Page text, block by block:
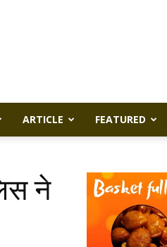
ARTICLE FEATURED
ने